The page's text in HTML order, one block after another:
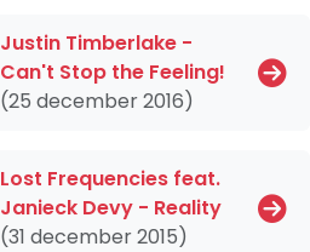
Justin Timberlake -
Can't Stop the Feeling!
(25 december 2016)
Lost Frequencies feat.
Janieck Devy - Reality
(31 december 2015)